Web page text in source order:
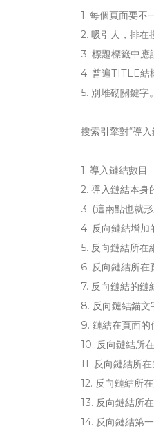
1. 每個頁面要不
2. 吸引人，排在
3. 標題標籤中應
4. 普遍TITLE結
5. 別堆砌關鍵字。
搜索引擎對“導
1. 導入鏈結數目
2. 導入鏈結本身
3. (這兩點也就
4. 反向鏈結增加
5. 反向鏈結所在
6. 反向鏈結所在
7. 反向鏈結的鏈
8. 反向鏈結錨文
9. 鏈結在頁面的
10. 反向鏈結所
11. 反向鏈結所
12. 反向鏈結所
13. 反向鏈結所
14. 反向鏈結第